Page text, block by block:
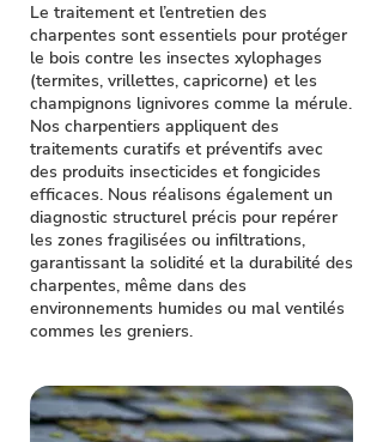
Le traitement et l’entretien des
charpentes sont essentiels pour protéger
le bois contre les insectes xylophages
(termites, vrillettes, capricorne) et les
champignons lignivores comme la mérule.
Nos charpentiers appliquent des
traitements curatifs et préventifs avec
des produits insecticides et fongicides
efficaces. Nous réalisons également un
diagnostic structurel précis pour repérer
les zones fragilisées ou infiltrations,
garantissant la solidité et la durabilité des
charpentes, même dans des
environnements humides ou mal ventilés
commes les greniers.